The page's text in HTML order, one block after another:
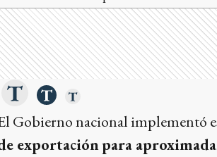
Gobierno nacional implementó
exportaciónpara